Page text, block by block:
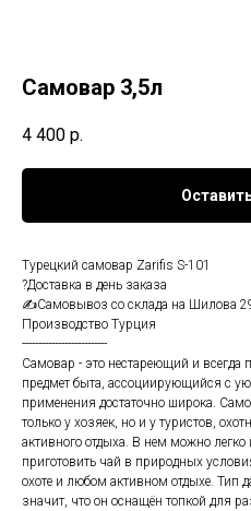
Самовар 3,5л
4 400 р.
Турецкий самовар Zarifis S-101
?Доставка в день заказа
✍Самовывоз со склада на Шилова
Производство Турция
--------------------------
Самовар - это нестареющий и
предмет быта, ассоциирующийся с
применения достаточно широка.
только у хозяек, но и у туристов,
активного отдыха. В нем можно легко
приготовить чай в природных
охоте и любом активном отдыхе. Тип
значит, что он оснащён топкой для